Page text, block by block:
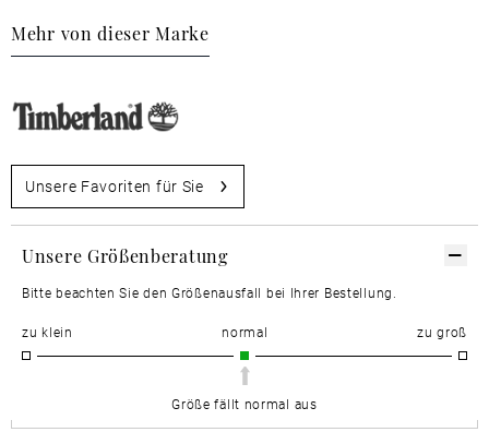
Mehr von dieser Marke
Unsere Favoriten für Sie
Unsere Größenberatung
Bitte beachten Sie den Größenausfall bei Ihrer Bestellung.
zu klein normal zu groß
Größe fällt normal aus